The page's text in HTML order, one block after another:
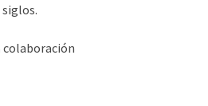
colaboración